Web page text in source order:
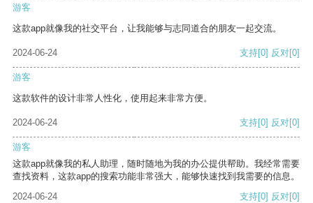
游客
这款app就像我的社交平台，让我能够与志同道合的朋友一起交流。
2024-06-24 支持[0] 反对[0]
游客
这款软件的设计非常人性化，使用起来非常方便。
2024-06-24 支持[0] 反对[0]
游客
这款app就像我的私人助理，随时随地为我的办公提供帮助。我经常需要
查找资料，这款app的搜索功能非常强大，能够快速找到我需要的信息。
2024-06-24
支持[0] 反对[0]